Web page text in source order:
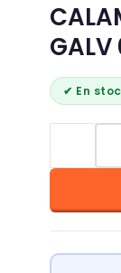
GALV
✔ En